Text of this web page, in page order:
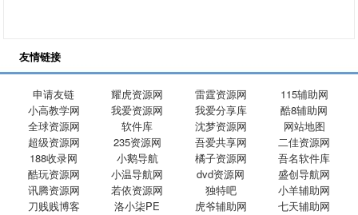
友情链接
申请友链 耀虎资源网 雷霆资源网
115辅助网
小高教学网
我爱资源网 我爱分享库
酷8辅助网
全球资源网
软件库 沈梦资源网
网站地图
超级资源网
235资源网 吾爱共享网
二佳资源网
188收录网
小鹅导航 橘子资源网
吾名软件库
酷玩资源网
小温导航网 dvd资源网
盛创导航网
讯腾资源网
若依资源网 独特吧
小羊辅助网
刀贱贱博客
洛小柒PE 虎爷辅助网
七天辅助网